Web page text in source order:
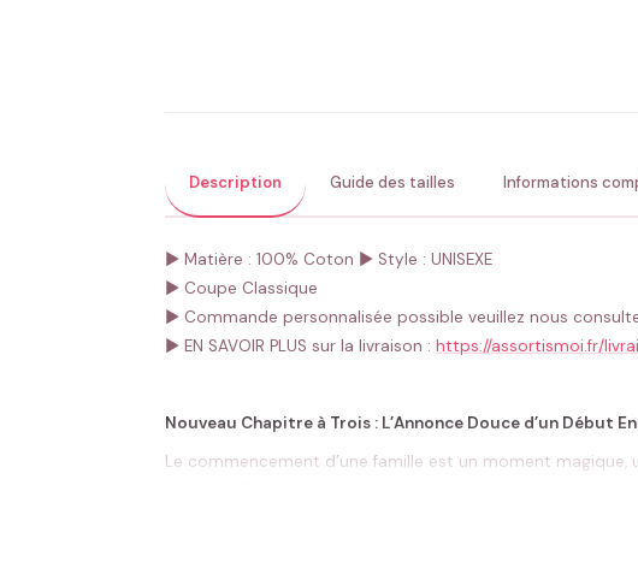
Description Guide des tailles Informations
► Matière : 100% Coton ► Style : UNISEXE
► Coupe Classique
► Commande personnalisée possible veuillez nous
► EN SAVOIR PLUS sur la livraison : https://assortismoi.fr/
Nouveau Chapitre à Trois : L’Annonce Douce d’un Début
Le commencement d’une famille est un moment
parents désireux d’annoncer l’heureux événement avec